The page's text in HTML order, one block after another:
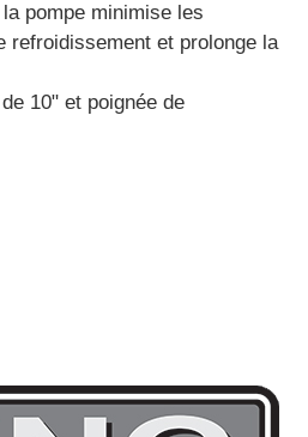
pompe minimise les
refroidissement et prolonge la
10" et poignée de